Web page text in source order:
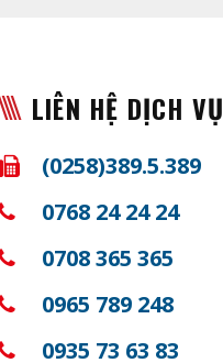
LIÊN HỆ DỊCH VỤ
(0258)389.5.389
0768 24 24 24
0708 365 365
0965 789 248
0935 73 63 83